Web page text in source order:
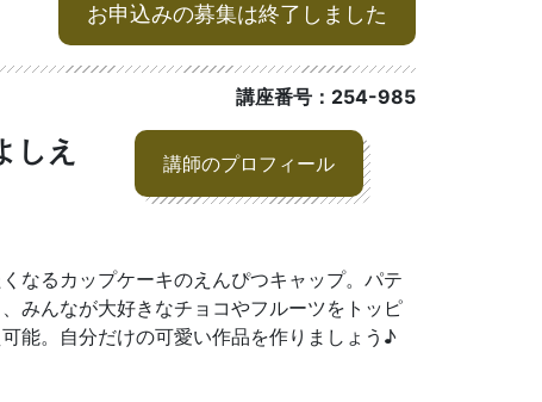
お申込みの募集は終了しました
講座番号：254-985
しえ 講師のプロフィール
なるカップケーキのえんぴつキャップ。パテ
みんなが大好きなチョコやフルーツをトッピ
能。自分だけの可愛い作品を作りましょう♪